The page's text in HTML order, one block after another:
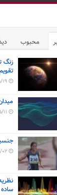
محبوب
زنگ
19
11
02
ساده